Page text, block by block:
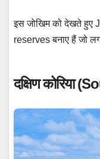
इस जोखिम को देखते हुए
reserves बनाए हैं जो
दक्षिण कोरिया